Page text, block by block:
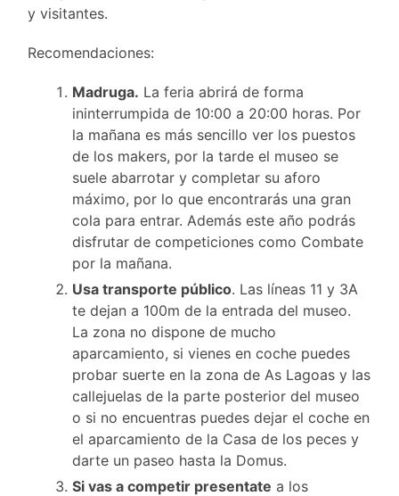
y visitantes.
Recomendaciones:
Madruga. La feria abrirá de forma
ininterrumpida de 10:00 a 20:00 horas. Por
la mañana es más sencillo ver los puestos
de los makers, por la tarde el museo se
suele abarrotar y completar su aforo
máximo, por lo que encontrarás una gran
cola para entrar. Además este año podrás
disfrutar de competiciones como Combate
por la mañana.
Usa transporte público. Las líneas 11 y 3A
te dejan a 100m de la entrada del museo.
La zona no dispone de mucho
aparcamiento, si vienes en coche puedes
probar suerte en la zona de As Lagoas y las
callejuelas de la parte posterior del museo
o si no encuentras puedes dejar el coche en
el aparcamiento de la Casa de los peces y
darte un paseo hasta la Domus.
Si vas a competir presentate a los